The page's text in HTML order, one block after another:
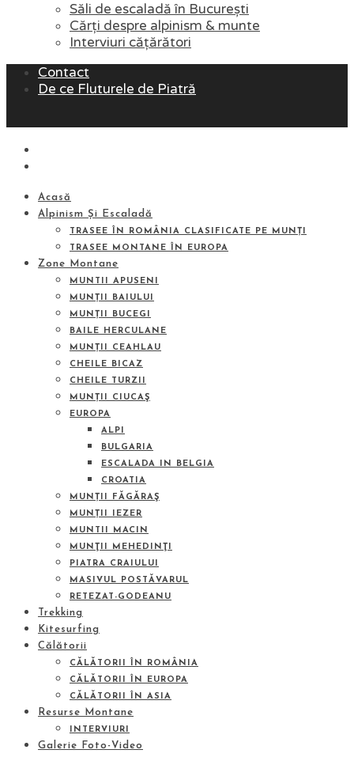
Săli de escaladă în București
Cărți despre alpinism & munte
Interviuri cățărători
Contact
De ce Fluturele de Piatră
Acasă
Alpinism Și Escaladă
TRASEE ÎN ROMÂNIA CLASIFICATE PE MUNȚI
TRASEE MONTANE ÎN EUROPA
Zone Montane
MUNTII APUSENI
MUNȚII BAIULUI
MUNȚII BUCEGI
BAILE HERCULANE
MUNȚII CEAHLAU
CHEILE BICAZ
CHEILE TURZII
MUNȚII CIUCAŞ
EUROPA
ALPI
BULGARIA
ESCALADA IN BELGIA
CROATIA
MUNȚII FĂGĂRAŞ
MUNȚII IEZER
MUNTII MACIN
MUNŢII MEHEDINŢI
PIATRA CRAIULUI
MASIVUL POSTĂVARUL
RETEZAT-GODEANU
Trekking
Kitesurfing
Călătorii
CĂLĂTORII ÎN ROMÂNIA
CĂLĂTORII ÎN EUROPA
CĂLĂTORII ÎN ASIA
Resurse Montane
INTERVIURI
Galerie Foto-Video